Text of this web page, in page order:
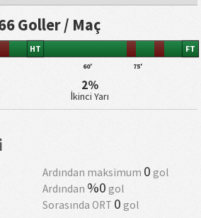
Goller / Maç
HT
60' 75'
FT
2%
İkinci Yarı
Ardından maksimum 0 gol
Ardından %0 gol
Sorasında ORT 0 gol